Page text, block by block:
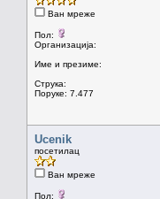
Ван мреже
Пол:
Организација:
Име и презиме:
Струка:
Поруке: 7.477
Ucenik
посетилац
Ван мреже
Пол: